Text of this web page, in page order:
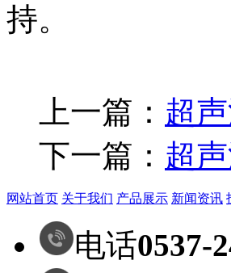
持。
上一篇： 超
下一篇： 超
网站首页 关于我们 产品展示 新闻资讯
电话0537-